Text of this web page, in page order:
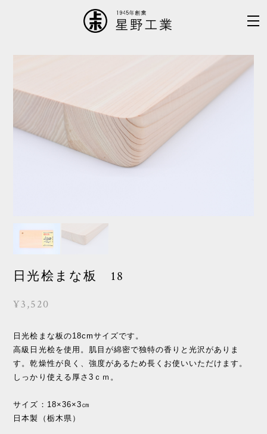
日光桧まな板 18
¥3,520
日光桧まな板の18cmサイズです。
高級日光桧を使用。肌目が綿密で独特の香りと光沢がありま
す。乾燥性が良く、強度があるため長くお使いいただけます。
しっかり使える厚さ3ｃｍ。
サイズ：18×36×3㎝
日本製（栃木県）